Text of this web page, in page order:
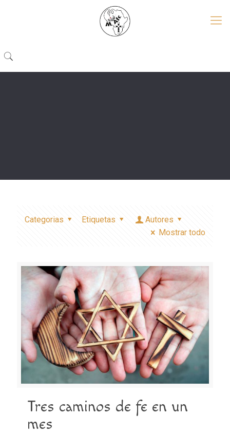
Categorias Etiquetas
Autores
Mostrar todo
Tres caminos de fe en un
mes